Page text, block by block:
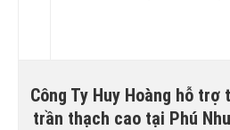
Công Ty Huy Hoàng hỗ
trần thạch cao tại Phú